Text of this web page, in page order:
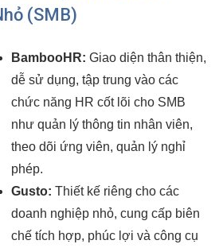
(SMB)
BambooHR: Giao diện thân thiện,
dễ sử dụng, tập trung vào các
chức năng HR cốt lõi cho SMB
như quản lý thông tin nhân viên,
theo dõi ứng viên, quản lý nghỉ
phép.
Gusto: Thiết kế riêng cho các
doanh nghiệp nhỏ, cung cấp biên
chế tích hợp, phúc lợi và công cụ